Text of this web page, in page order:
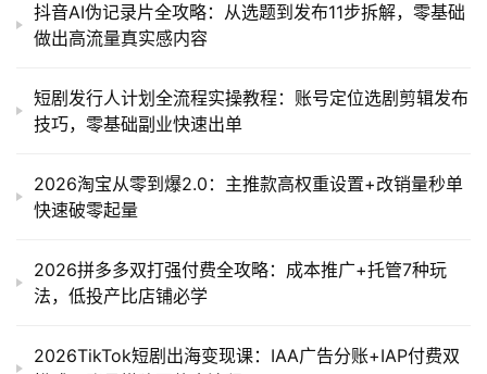
抖音AI伪记录片全攻略：从选题到发布11步拆解，零基础
做出高流量真实感内容
短剧发行人计划全流程实操教程：账号定位选剧剪辑发布
技巧，零基础副业快速出单
2026淘宝从零到爆2.0：主推款高权重设置+改销量秒单
快速破零起量
2026拼多多双打强付费全攻略：成本推广+托管7种玩
法，低投产比店铺必学
2026TikTok短剧出海变现课：IAA广告分账+IAP付费双